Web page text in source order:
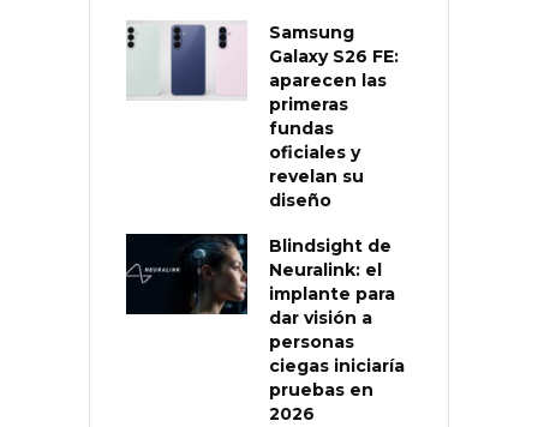
Samsung
Galaxy S26 FE:
aparecen las
primeras
fundas
oficiales y
revelan su
diseño
Blindsight de
Neuralink: el
implante para
dar visión a
personas
ciegas iniciaría
pruebas en
2026